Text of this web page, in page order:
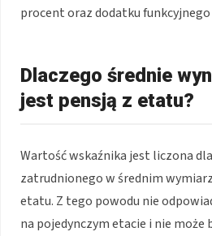
procent oraz dodatku
Dlaczego średnie
jest pensją z etatu?
Wartość wskaźnika jest liczona
zatrudnionego w średnim
etatu. Z tego powodu nie
na pojedynczym etacie i nie